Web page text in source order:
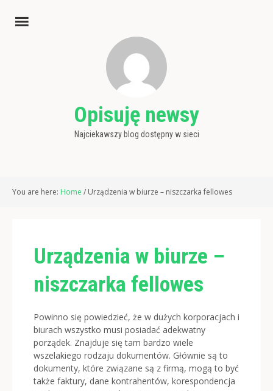
Opisuję newsy
Najciekawszy blog dostępny w sieci
You are here: Home / Urządzenia w biurze – niszczarka fellowes
Urządzenia w biurze –
niszczarka fellowes
Powinno się powiedzieć, że w dużych korporacjach i
biurach wszystko musi posiadać adekwatny
porządek. Znajduje się tam bardzo wiele
wszelakiego rodzaju dokumentów. Głównie są to
dokumenty, które związane są z firmą, mogą to być
także faktury, dane kontrahentów, korespondencja